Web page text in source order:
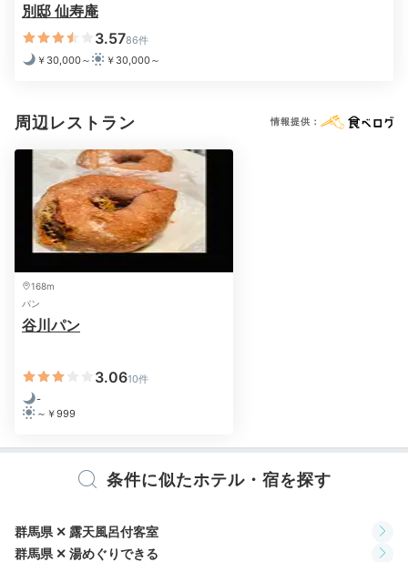
お食事処①
夕食は個室の食事処にて、創作和食をいただきます。地
元群馬県の食材を中心に、上州産黒毛和牛や岩魚の塩焼
きなど、素材の味を活かした品々に家族みんなが大満
足。個室なので、ゆったりとプライベートな時間を楽し
みましょう。
夕食会場は完全個室。小さい子供がいても気兼ねなく食
べられてとても良かったです。 工夫を凝らしたお料理
の美味しさに感動しました！
別邸 仙寿庵
3.5786件
￥30,000～
￥30,000～
周辺レストラン 情報提供：
168m
パン
谷川パン
3.0610件
-
～￥999
条件に似たホテル・宿を探す
群馬県 ✕ 露天風呂付客室
群馬県 ✕ 湯めぐりできる